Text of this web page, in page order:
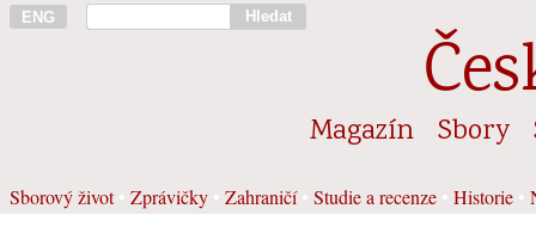
ENG Hledat
Magazín Sbory
Sborový život• Zprávičky Zahraničí• Studie a recenze Historie